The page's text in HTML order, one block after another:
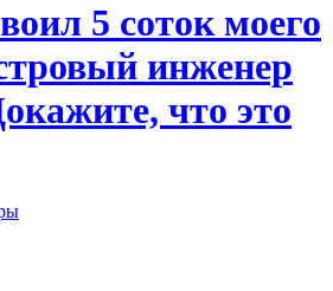
5 соток моего
инженер
что это